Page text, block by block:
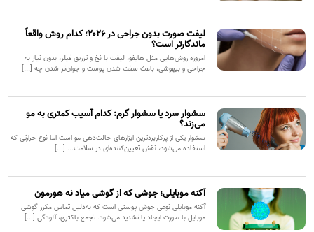
لیفت صورت بدون جراحی در ۲۰۲۶؛ کدام روش واقعاً
ماندگارتر است؟
امروزه روش‌هایی مثل هایفو، لیفت با نخ و تزریق فیلر، بدون نیاز به
جراحی و بیهوشی، باعث سفت شدن پوست و جوان‌تر شدن چه [...]
سشوار سرد یا سشوار گرم: کدام آسیب کمتری به مو
می‌زند؟
سشوار یکی از پرکاربردترین ابزارهای حالت‌دهی مو است اما نوع حرارتی که
استفاده می‌شود، نقش تعیین‌کننده‌ای در سلامت... [...]
آکنه موبایلی؛ جوشی که از گوشی میاد نه هورمون
آکنه موبایلی نوعی جوش پوستی است که به‌دلیل تماس مکرر گوشی
موبایل با صورت ایجاد یا تشدید می‌شود. تجمع باکتری، آلودگی [...]